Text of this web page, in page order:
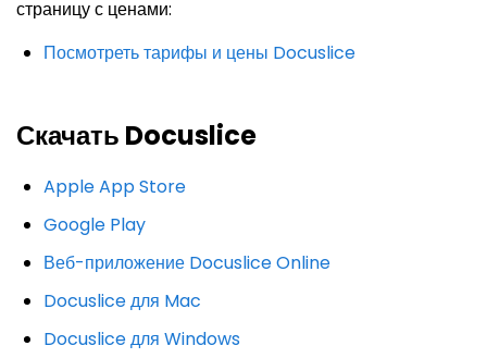
страницу с ценами:
Посмотреть тарифы и цены Docuslice
Скачать Docuslice
Apple App Store
Google Play
Веб-приложение Docuslice Online
Docuslice для Mac
Docuslice для Windows